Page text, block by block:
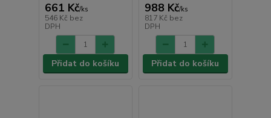
661 Kč/ks
546 Kč bez
DPH
Přidat do košíku
988 Kč/ks
817 Kč bez
DPH
Přidat do košíku